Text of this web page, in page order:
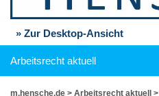
» Zur Desktop-Ansicht
Arbeitsrecht aktuell
m.hensche.de > Arbeitsrecht aktuell >